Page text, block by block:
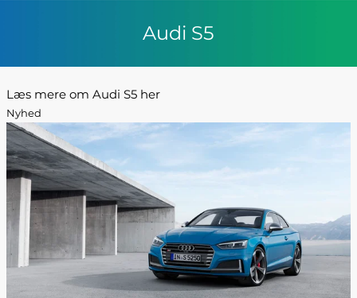
Audi S5
Læs mere om Audi S5 her
Nyhed